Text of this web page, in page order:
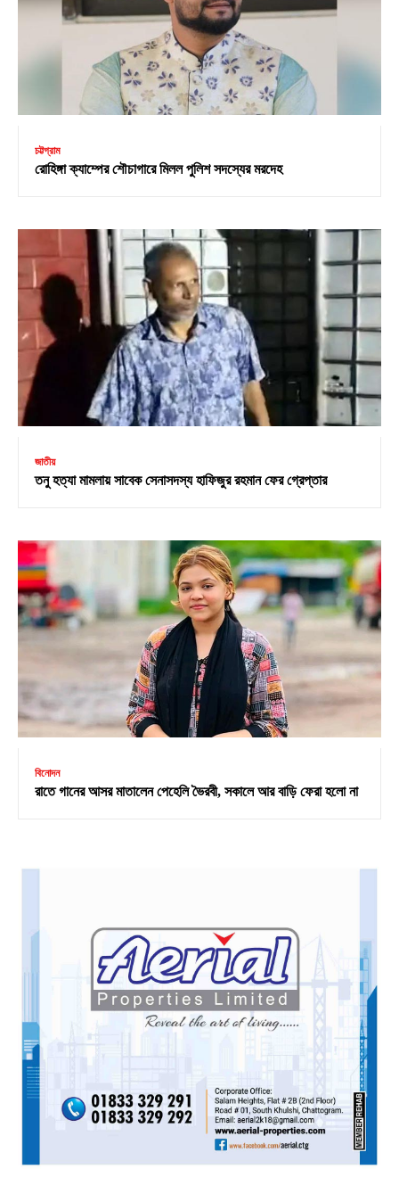
চট্টগ্রাম
রোহিঙ্গা ক্যাম্পের শৌচাগারে মিলল পুলিশ সদস্যের মরদেহ
জাতীয়
তনু হত্যা মামলায় সাবেক সেনাসদস্য হাফিজুর রহমান ফের গ্রেপ্তার
বিনোদন
রাতে গানের আসর মাতালেন পেহেলি ভৈরবী, সকালে আর বাড়ি ফেরা হলো না